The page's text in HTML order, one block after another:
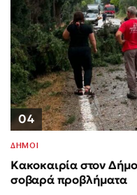
04
ΔΗΜΟΙ
Κακοκαιρία στον
σοβαρά προβλήματα